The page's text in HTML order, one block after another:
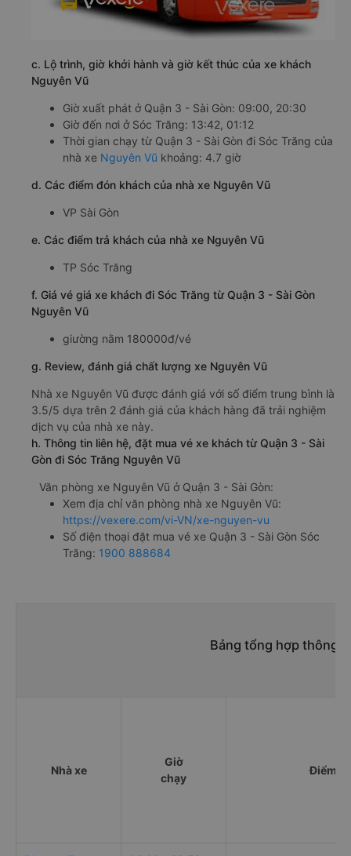
c. Lộ trình, giờ khởi hành và giờ kết thúc của xe khách
Nguyên Vũ
Giờ xuất phát ở Quận 3 - Sài Gòn: 09:00, 20:30
Giờ đến nơi ở Sóc Trăng: 13:42, 01:12
Thời gian chạy từ Quận 3 - Sài Gòn đi Sóc Trăng của
nhà xe Nguyên Vũ khoảng: 4.7 giờ
d. Các điểm đón khách của nhà xe Nguyên Vũ
VP Sài Gòn
e. Các điểm trả khách của nhà xe Nguyên Vũ
TP Sóc Trăng
f. Giá vé giá xe khách đi Sóc Trăng từ Quận 3 - Sài Gòn
Nguyên Vũ
giường nằm 180000đ/vé
g. Review, đánh giá chất lượng xe Nguyên Vũ
Nhà xe Nguyên Vũ được đánh giá với số điểm trung bình là
3.5/5 dựa trên 2 đánh giá của khách hàng đã trải nghiệm
dịch vụ của nhà xe này.
h. Thông tin liên hệ, đặt mua vé xe khách từ Quận 3 - Sài
Gòn đi Sóc Trăng Nguyên Vũ
Văn phòng xe Nguyên Vũ ở Quận 3 - Sài Gòn:
Xem địa chỉ văn phòng nhà xe Nguyên Vũ:
https://vexere.com/vi-VN/xe-nguyen-vu
Số điện thoại đặt mua vé xe Quận 3 - Sài Gòn Sóc
Trăng: 1900 888684
Bảng tổng hợp thông
Nhà xe
Giờ
chạy
Điểm đi